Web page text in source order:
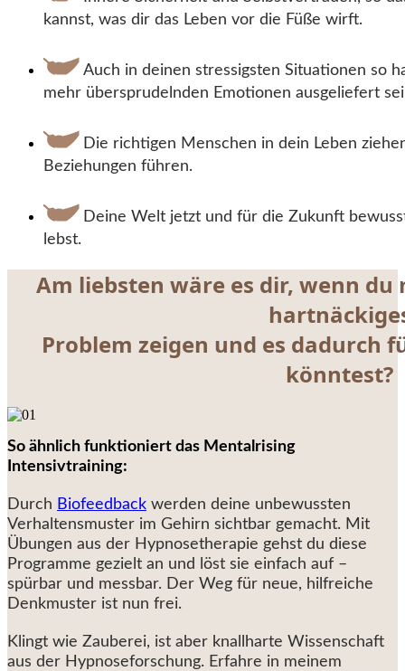
kannst, was dir das Leben vor die Füße wirft.
Auch in deinen stressigsten Situationen so
mehr übersprudelnden Emotionen ausgeliefert
Die richtigen Menschen in dein Leben
Beziehungen führen.
Deine Welt jetzt und für die Zukunft
lebst.
Am liebsten wäre es dir, wenn
Problem zeigen und es dadurch
könntest?
So ähnlich funktioniert das Mentalrising
Intensivtraining:
Durch Biofeedback werden deine unbewussten
Verhaltensmuster im Gehirn sichtbar gemacht. Mit
Übungen aus der Hypnosetherapie gehst du diese
Programme gezielt an und löst sie einfach auf –
spürbar und messbar. Der Weg für neue, hilfreiche
Denkmuster ist nun frei.
Klingt wie Zauberei, ist aber knallharte Wissenschaft
aus der Hypnoseforschung. Erfahre in meinem